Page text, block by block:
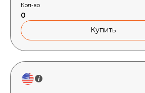
Кол-во
0
Купить